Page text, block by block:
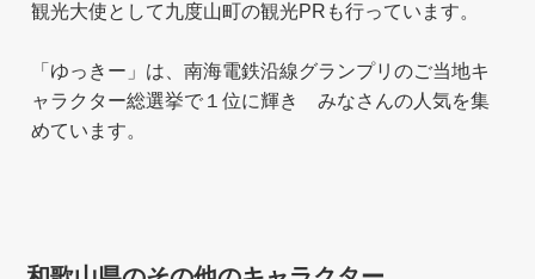
観光大使として九度山町の観光PRも行っています。
「ゆっきー」は、南海電鉄沿線グランプリのご当地キ
ャラクター総選挙で１位に輝き みなさんの人気を集
めています。